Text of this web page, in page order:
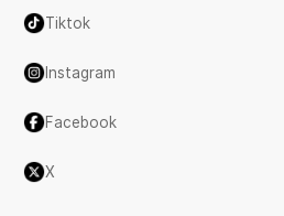
Tiktok
Instagram
Facebook
X